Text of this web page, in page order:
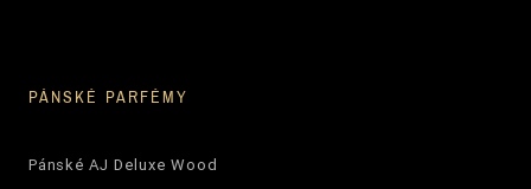
PÁNSKÉ PARFÉMY
Pánské AJ Deluxe Wood